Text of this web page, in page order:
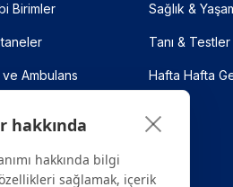
Birimler
ve Ambulans
Sağlık &
Tanı & Testler
Hafta Hafta
hakkında
hakkında bilgi
sağlamak, içerik